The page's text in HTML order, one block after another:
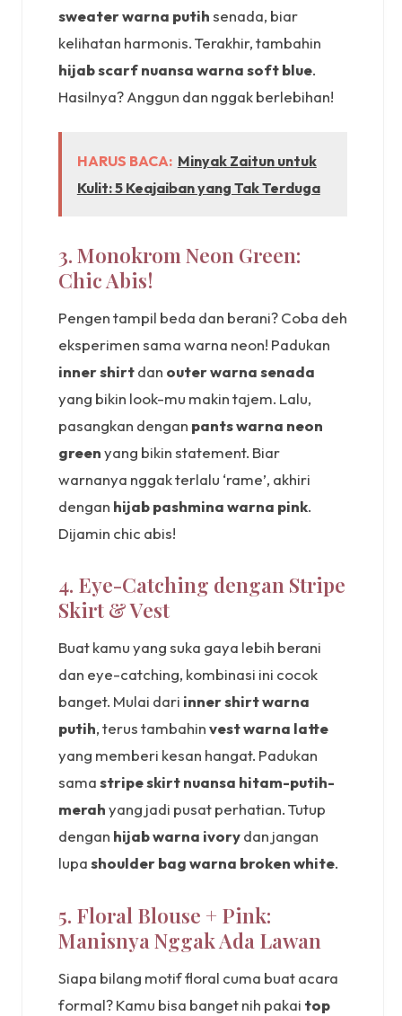
sweater warna putihsenada, biar
kelihatan harmonis. Terakhir, tambahin
hijab scarf nuansa warna soft blue.
Hasilnya? Anggun dan nggak berlebihan!
HARUS BACA: Minyak Zaitun untuk
Kulit: 5 Keajaiban yang Tak Terduga
3. Monokrom Neon Green:
Chic Abis!
Pengen tampil beda dan berani? Coba deh
eksperimen sama warna neon! Padukan
inner shirtdan outer warna senada
yang bikin look-mu makin tajem. Lalu,
pasangkan dengan pants warna neon
greenyang bikin statement. Biar
warnanya nggak terlalu ‘rame’, akhiri
dengan hijab pashmina warna pink.
Dijamin chic abis!
4. Eye-Catching dengan Stripe
Skirt & Vest
Buat kamu yang suka gaya lebih berani
dan eye-catching, kombinasi ini cocok
banget. Mulai dari inner shirt warna
putih, terus tambahinvest warna latte
yang memberi kesan hangat. Padukan
samastripe skirt nuansa hitam-putih-
merahyang jadi pusat perhatian. Tutup
dengan hijab warna ivorydan jangan
lupashoulder bag warna broken white.
5. Floral Blouse + Pink:
Manisnya Nggak Ada Lawan
Siapa bilang motif floral cuma buat acara
formal? Kamu bisa banget nih pakai top